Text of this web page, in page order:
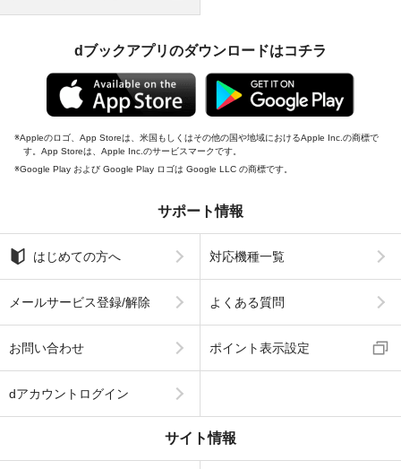
dブックアプリのダウンロードはコチラ
Appleのロゴ、App Storeは、米国もしくはその他の国や地域におけるApple Inc.の商標で
す。App Storeは、Apple Inc.のサービスマークです。
Google Play および Google Play ロゴは Google LLC の商標です。
サポート情報
はじめての方へ 対応機種一覧
メールサービス登録/解除 よくある質問
お問い合わせ ポイント表示設定
dアカウントログイン
サイト情報